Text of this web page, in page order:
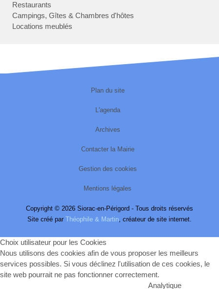
Restaurants
Campings, Gîtes & Chambres d'hôtes
Locations meublés
Plan du site
L'agenda
Archives
Contacter la Mairie
Gestion des cookies
Mentions légales
Copyright © 2026 Siorac-en-Périgord - Tous droits réservés
Site créé par Théophile & Martin, créateur de site internet.
Choix utilisateur pour les Cookies
Nous utilisons des cookies afin de vous proposer les meilleurs
services possibles. Si vous déclinez l'utilisation de ces cookies, le
site web pourrait ne pas fonctionner correctement.
Analytique